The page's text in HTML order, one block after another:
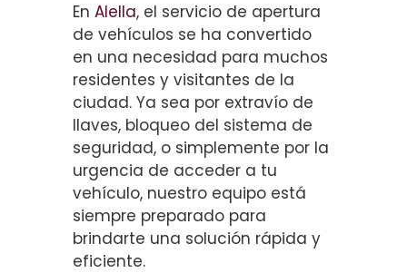
En Alella, el servicio de apertura
de vehículos se ha convertido
en una necesidad para muchos
residentes y visitantes de la
ciudad. Ya sea por extravío de
llaves, bloqueo del sistema de
seguridad, o simplemente por la
urgencia de acceder a tu
vehículo, nuestro equipo está
siempre preparado para
brindarte una solución rápida y
eficiente.